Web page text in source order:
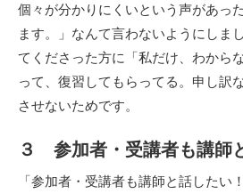
個々が分かりにくいという声があっ
ます。」なんて言わないようにしま
てくださった方に「私だけ、わから
って、復習してもらってる。申し訳
させないためです。
３ 参加者・受講者も講師
「参加者・受講者も講師と話したい